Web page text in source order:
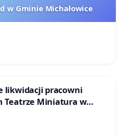
w Gminie Michałowice
likwidacji pracowni
Teatrze Miniatura w